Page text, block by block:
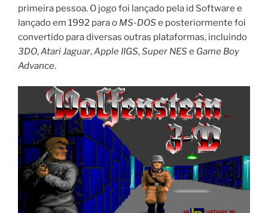
primeira pessoa. O jogo foi lançado pela id Software e
lançado em 1992 para o MS-DOS e posteriormente foi
convertido para diversas outras plataformas, incluindo
3DO,Atari Jaguar,Apple IIGS,Super NES e Game Boy
Advance.